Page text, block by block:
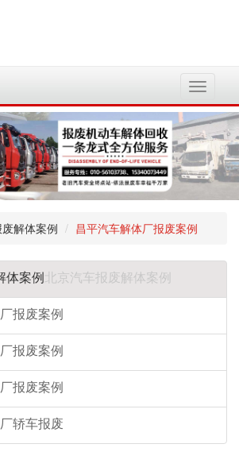
切
换
导
航
解体案例 昌平汽车解体厂报废案例
体案例北京汽车报废解体案例
报废案例
报废案例
报废案例
轿车报废